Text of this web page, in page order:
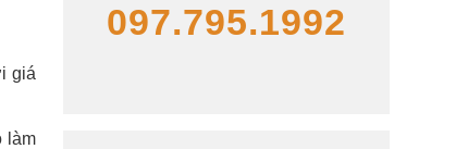
giá
làm
097.795.1992